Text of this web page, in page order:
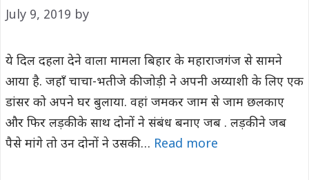
July 9, 2019 by
ये दिल दहला देने वाला मामला ब‍िहार के महाराजगंज से सामने
आया है. जहाँ चाचा-भतीजे की जोड़ी ने अपनी अय्याशी के ल‍िए एक
डांसर को अपने घर बुलाया. वहां जमकर जाम से जाम छलकाए
और फिर लड़की के साथ दोनों ने संबंध बनाए जब . लड़की ने जब
पैसे मांगे तो उन दोनों ने उसकी … Read more